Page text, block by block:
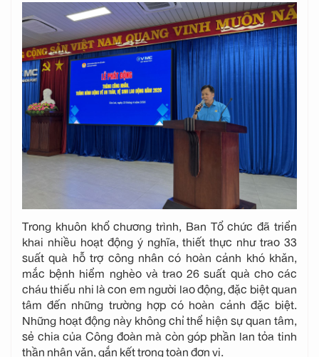
Trong khuôn khổ chương trình, Ban Tổ chức đã triển
khai nhiều hoạt động ý nghĩa, thiết thực như trao 33
suất quà hỗ trợ công nhân có hoàn cảnh khó khăn,
mắc bệnh hiểm nghèo và trao 26 suất quà cho các
cháu thiếu nhi là con em người lao động, đặc biệt quan
tâm đến những trường hợp có hoàn cảnh đặc biệt.
Những hoạt động này không chỉ thể hiện sự quan tâm,
sẻ chia của Công đoàn mà còn góp phần lan tỏa tinh
thần nhân văn, gắn kết trong toàn đơn vị.